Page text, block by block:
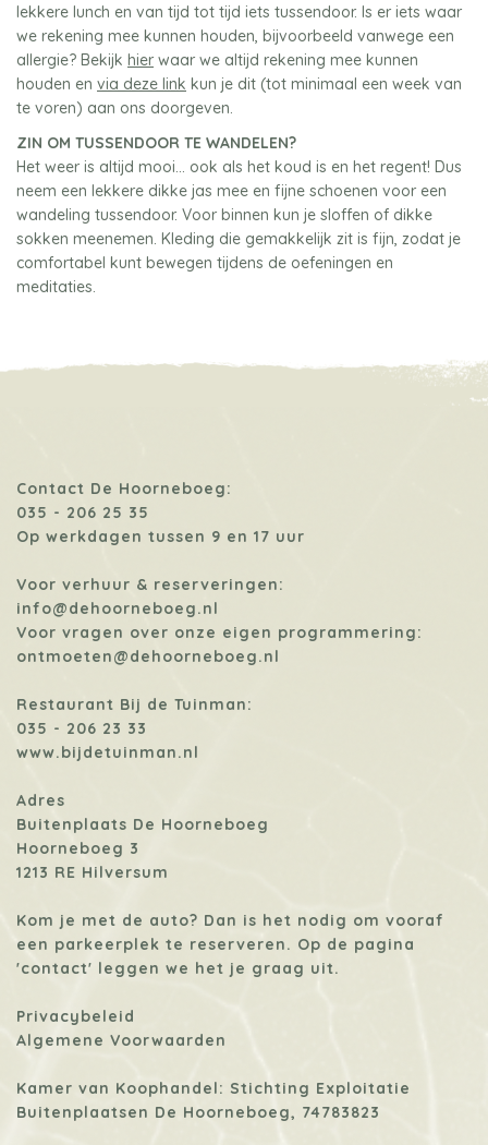
lekkere lunch en van tijd tot tijd iets tussendoor. Is er iets waar
we rekening mee kunnen houden, bijvoorbeeld vanwege een
allergie? Bekijk hier waar we altijd rekening mee kunnen
houden en via deze link kun je dit (tot minimaal een week van
te voren) aan ons doorgeven.
ZIN OM TUSSENDOOR TE WANDELEN?
Het weer is altijd mooi… ook als het koud is en het regent! Dus
neem een lekkere dikke jas mee en fijne schoenen voor een
wandeling tussendoor. Voor binnen kun je sloffen of dikke
sokken meenemen. Kleding die gemakkelijk zit is fijn, zodat je
comfortabel kunt bewegen tijdens de oefeningen en
meditaties.
Contact De Hoorneboeg:
035 - 206 25 35
Op werkdagen tussen 9 en 17 uur
Voor verhuur & reserveringen:
info@dehoorneboeg.nl
Voor vragen over onze eigen programmering:
ontmoeten@dehoorneboeg.nl
Restaurant Bij de Tuinman:
035 - 206 23 33
www.bijdetuinman.nl
Adres
Buitenplaats De Hoorneboeg
Hoorneboeg 3
1213 RE Hilversum
Kom je met de auto? Dan is het nodig om vooraf
een parkeerplek te reserveren. Op de pagina
'contact' leggen we het je graag uit.
Privacybeleid
Algemene Voorwaarden
Kamer van Koophandel: Stichting Exploitatie
Buitenplaatsen De Hoorneboeg, 74783823